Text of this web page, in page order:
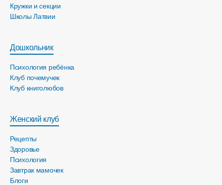
Кружки и секции
Школы Латвии
Дошкольник
Психология ребёнка
Клуб почемучек
Клуб книголюбов
Женский клуб
Рецепты
Здоровье
Психология
Завтрак мамочек
Блоги